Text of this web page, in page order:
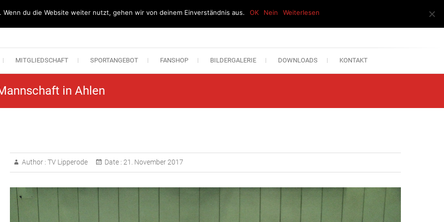
Lipperode
MITGLIEDSCHAFT SPORTANGEBOT FANSHOP BILDERGALERIE DOWNLOADS KONTAKT
in Ahlen
Author : TV Lipperode Date : 21. November 2017
Wenn du die Website weiter nutzt, gehen wir von deinem Einverständnis aus. OK Nein Weiterlesen